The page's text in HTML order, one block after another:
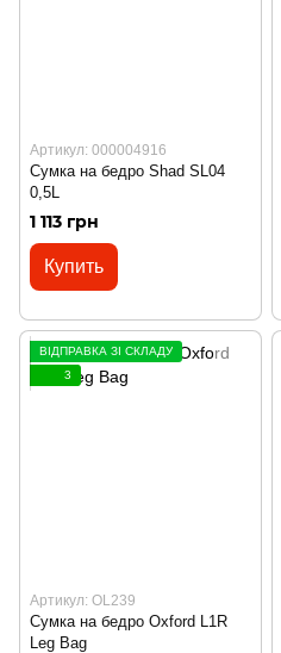
Артикул: 000004916
Сумка на бедро Shad SL04
0,5L
1 113 грн
Купить
ВІДПРАВКА ЗІ СКЛАДУ
3
Артикул: OL239
Сумка на бедро Oxford L1R
Leg Bag